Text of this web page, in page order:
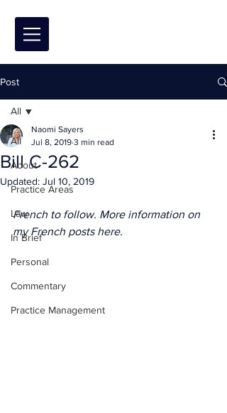
Post
All
About
Practice Areas
Law
In Brief
Personal
Commentary
Practice Management
All
Bill C-262
Naomi Sayers
Jul 8, 2019 3 min read
Updated: Jul 10, 2019
French to follow. More information on
my French posts here.